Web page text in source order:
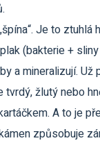
Je to ztuhlá
(bakterie +
a mineralizují. Už
tvrdý, žlutý nebo
A to je
způsobuje